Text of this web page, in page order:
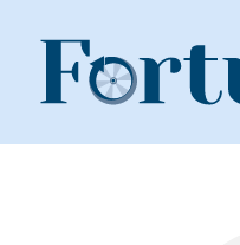
content